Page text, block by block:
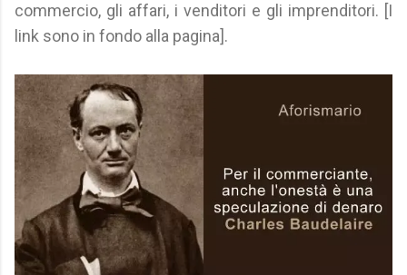
commercio, gli affari, i venditori e gli imprenditori. [I
link sono in fondo alla pagina].